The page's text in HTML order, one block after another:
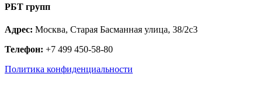
РБТ групп
Адрес: Москва, Старая Басманная улица, 38/2с3
Телефон: +7 499 450-58-80
Политика конфиденциальности